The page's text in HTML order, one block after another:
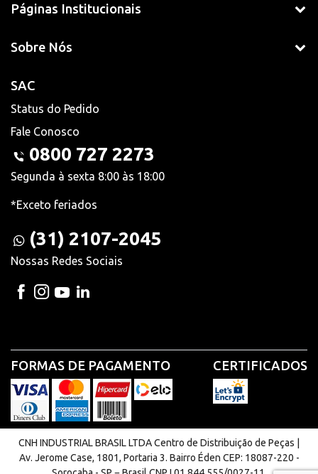
Páginas Institucionais
Sobre Nós
SAC
Status do Pedido
Fale Conosco
0800 727 2273
Segunda à sexta 8:00 às 18:00
*Exceto feriados
(31) 2107-2045
Nossas Redes Sociais
FORMAS DE PAGAMENTO CERTIFICADOS
CNH INDUSTRIAL BRASIL LTDA Centro de Distribuição de Peças |
Av. Jerome Case, 1801, Portaria 3. Bairro Éden CEP: 18087-220 -